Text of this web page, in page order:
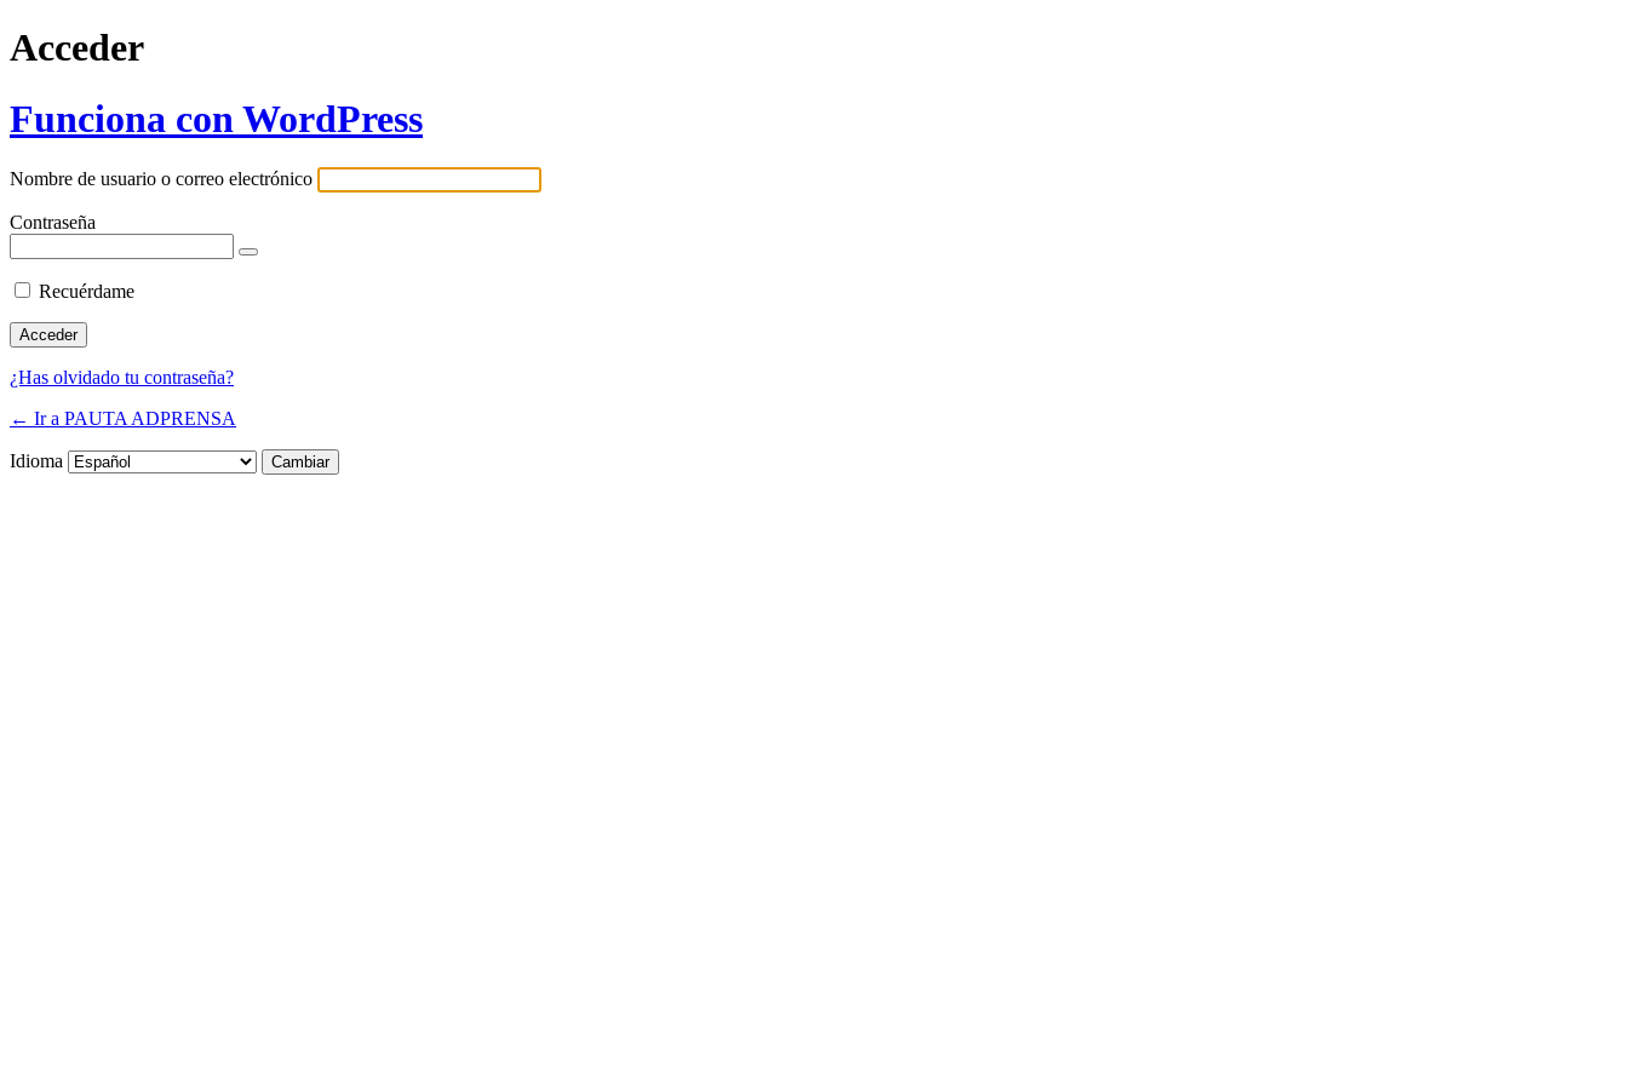
Acceder
Funciona con WordPress
Nombre de usuario o correo electrónico
Contraseña
Recuérdame
¿Has olvidado tu contraseña?
← Ir a PAUTA ADPRENSA
Idioma